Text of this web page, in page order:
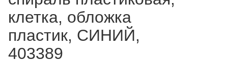
клетка, обложка
пластик, СИНИЙ,
403389